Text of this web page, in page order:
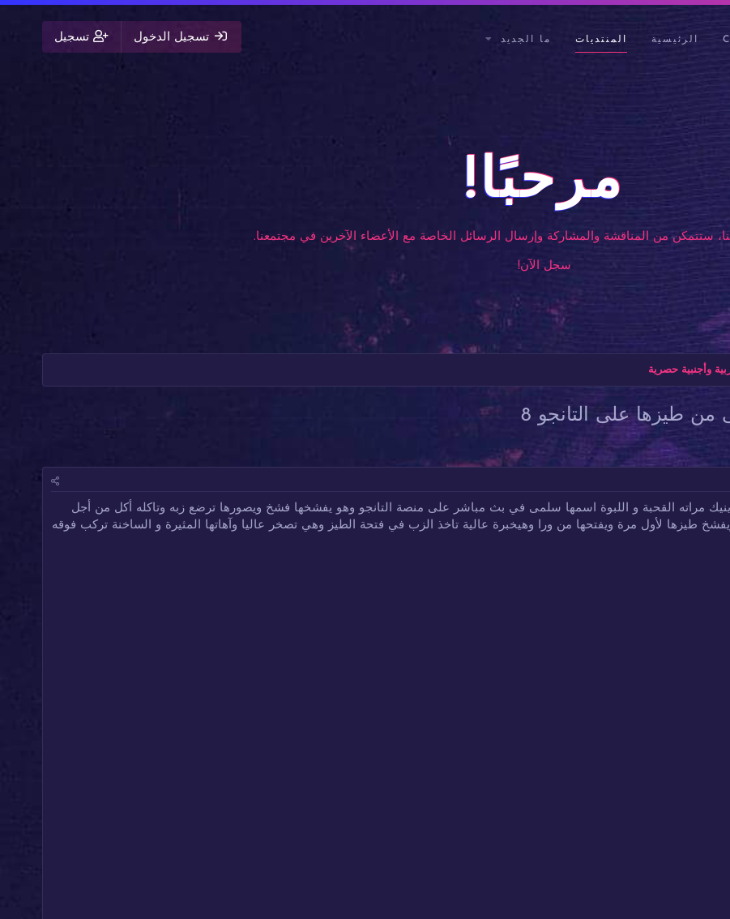
الرئيسية المنتديات ما الجديد تسجيل الدخول تسجيل
مرحبًا!
ستتمكن من المناقشة والمشاركة وإرسال الرسائل الخاصة مع الأعضاء الآخرين في مجتمعنا.
سجل الآن!
وأجنبية حصرية
طيزها على التانجو 8
القحبة و اللبوة اسمها سلمى في بث مباشر على منصة التانجو وهو يفشخها فشخ ويصورها ترضع زبه وتاكله أكل من أجل
طيزها لأول مرة ويفتحها من ورا وهيخبرة عالية تاخذ الزب في فتحة الطيز وهي تصخر عاليا وآهاتها المثيرة و الساخنة تركب فوقه